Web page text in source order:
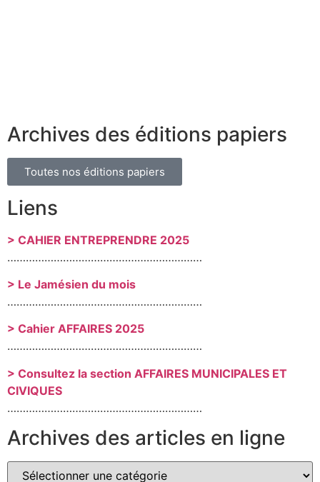
Archives des éditions papiers
Toutes nos éditions papiers
Liens
> CAHIER ENTREPRENDRE 2025
………………………………………………………
> Le Jamésien du mois
………………………………………………………
> Cahier AFFAIRES 2025
………………………………………………………
> Consultez la section AFFAIRES MUNICIPALES ET
CIVIQUES
………………………………………………………
Archives des articles en ligne